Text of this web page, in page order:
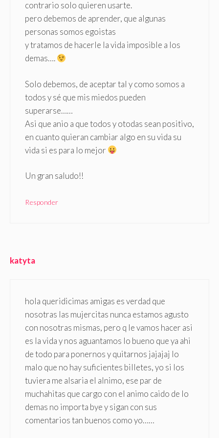
contrario solo quieren usarte.
pero debemos de aprender, que algunas
personas somos egoistas
y tratamos de hacerle la vida imposible a los
demas….
Solo debemos, de aceptar tal y como somos a
todos y sé que mis miedos pueden
superarse……
Asi que anio a que todos y otodas sean positivo,
en cuanto quieran cambiar algo en su vida su
vida si es para lo mejor
Un gran saludo!!
Responder
katyta
hola queridicimas amigas es verdad que
nosotras las mujercitas nunca estamos agusto
con nosotras mismas, pero q le vamos hacer asi
es la vida y nos aguantamos lo bueno que ya ahi
de todo para ponernos y quitarnos jajajaj lo
malo que no hay suficientes billetes, yo si los
tuviera me alsaria el alnimo, ese par de
muchahitas que cargo con el animo caido de lo
demas no importa bye y sigan con sus
comentarios tan buenos como yo……